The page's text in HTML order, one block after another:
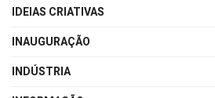
IDEIAS CRIATIVAS
INAUGURAÇÃO
INDÚSTRIA